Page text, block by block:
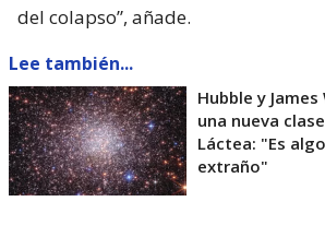
del colapso”, añade.
Lee también...
Hubble y
una nueva
Láctea: "Es
extraño"